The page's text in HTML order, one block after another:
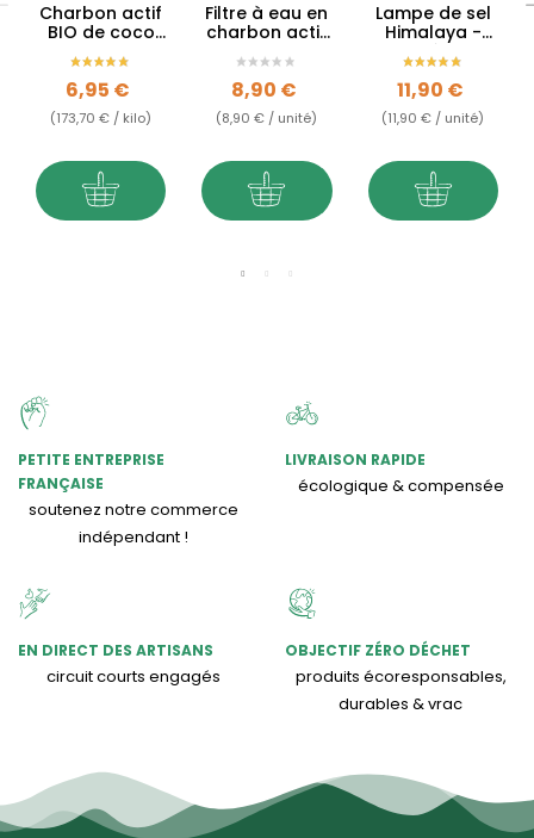
Charbon actif
BIO de coco
en poudre
Prix
6,95 €
(173,70 € / kilo)
Filtre à eau en
charbon actif
français -
Binchotan
Prix
8,90 €
(8,90 € / unité)
Lampe de sel
Himalaya -
1.5kg à 2kg
Prix
11,90 €
(11,90 € / unité)
PETITE ENTREPRISE
FRANÇAISE
soutenez notre commerce
indépendant !
LIVRAISON RAPIDE
écologique & compensée
EN DIRECT DES ARTISANS
circuit courts engagés
OBJECTIF ZÉRO DÉCHET
produits écoresponsables,
durables & vrac